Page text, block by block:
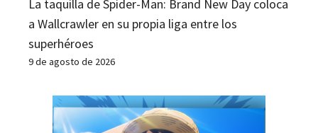
La taquilla de Spider-Man: Brand New Day coloca
a Wallcrawler en su propia liga entre los
superhéroes
9 de agosto de 2026